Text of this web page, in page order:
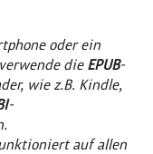
oder ein
die EPUB-
wie z.B. Kindle,
-
auf allen